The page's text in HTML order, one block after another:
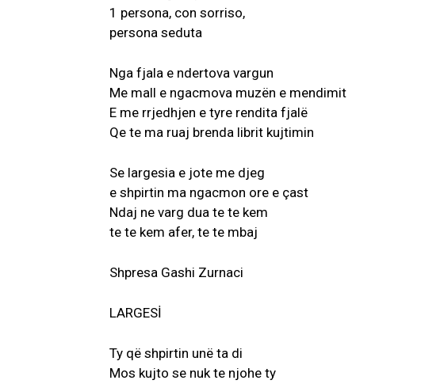
Nga fjala e ndertova vargun
Me mall e ngacmova muzën e mendimit
E me rrjedhjen e tyre rendita fjalë
Qe te ma ruaj brenda librit kujtimin
Se largesia e jote me djeg
e shpirtin ma ngacmon ore e çast
Ndaj ne varg dua te te kem
te te kem afer, te te mbaj
Shpresa Gashi Zurnaci
LARGESİ
Ty që shpirtin unë ta di
Mos kujto se nuk te njohe ty